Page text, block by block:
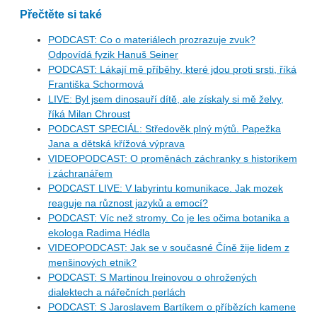
Přečtěte si také
PODCAST: Co o materiálech prozrazuje zvuk?
Odpovídá fyzik Hanuš Seiner
PODCAST: Lákají mě příběhy, které jdou proti srsti, říká
Františka Schormová
LIVE: Byl jsem dinosauří dítě, ale získaly si mě želvy,
říká Milan Chroust
PODCAST SPECIÁL: Středověk plný mýtů. Papežka
Jana a dětská křížová výprava
VIDEOPODCAST: O proměnách záchranky s historikem
i záchranářem
PODCAST LIVE: V labyrintu komunikace. Jak mozek
reaguje na různost jazyků a emocí?
PODCAST: Víc než stromy. Co je les očima botanika a
ekologa Radima Hédla
VIDEOPODCAST: Jak se v současné Číně žije lidem z
menšinových etnik?
PODCAST: S Martinou Ireinovou o ohrožených
dialektech a nářečních perlách
PODCAST: S Jaroslavem Bartíkem o příbězích kamene